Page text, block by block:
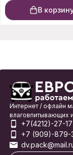
В
Интернет / офлайн
влаговпитывающих
+7(4212)-27-
+7 (909)-879-